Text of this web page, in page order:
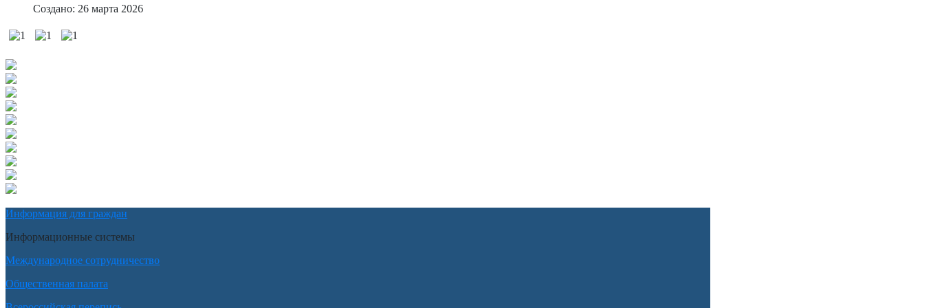
Создано: 26 марта 2026
Информация для граждан
Информационные системы
Международное сотрудничество
Общественная палата